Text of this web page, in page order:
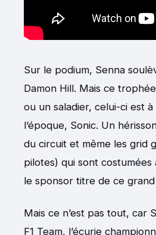
Sur le podium, Senna
Damon Hill. Mais ce
ou un saladier, celui-ci est
l’époque, Sonic. Un
du circuit et même les grid
pilotes) qui sont costumées
le sponsor titre de ce
Mais ce n’est pas tout, car
F1 Team, l’écurie